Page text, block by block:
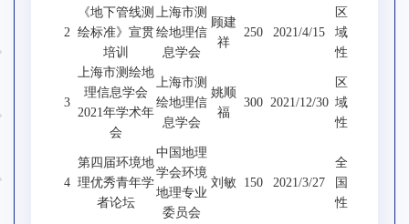
2
《地下管线测
绘标准》宣贯
培训
上海市测
绘地理信
息学会
顾建
祥
250 2021/4/15
区
域
性
3
上海市测绘地
理信息学会
2021年学术年
会
上海市测
绘地理信
息学会
姚顺
福
300 2021/12/30
区
域
性
4
第四届环境地
理优秀青年学
者论坛
中国地理
学会环境
地理专业
委员会
刘敏 150 2021/3/27
全
国
性